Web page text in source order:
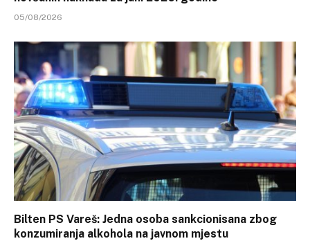
05/08/2026
Bilten PS Vareš: Jedna osoba sankcionisana zbog
konzumiranja alkohola na javnom mjestu